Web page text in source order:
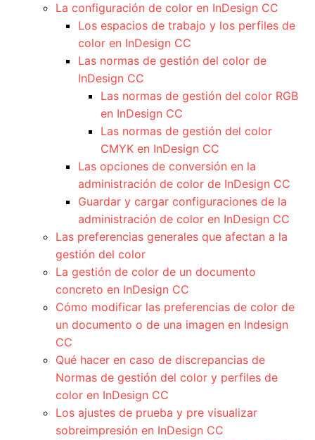
La configuración de color en InDesign CC
Los espacios de trabajo y los perfiles de
color en InDesign CC
Las normas de gestión del color de
InDesign CC
Las normas de gestión del color RGB
en InDesign CC
Las normas de gestión del color
CMYK en InDesign CC
Las opciones de conversión en la
administración de color de InDesign CC
Guardar y cargar configuraciones de la
administración de color en InDesign CC
Las preferencias generales que afectan a la
gestión del color
La gestión de color de un documento
concreto en InDesign CC
Cómo modificar las preferencias de color de
un documento o de una imagen en Indesign
CC
Qué hacer en caso de discrepancias de
Normas de gestión del color y perfiles de
color en InDesign CC
Los ajustes de prueba y pre visualizar
sobreimpresión en InDesign CC